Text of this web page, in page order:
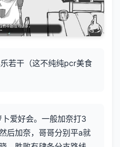
若干（这不纯纯pcr美食
爱好会。一般加奈打3
后加奈，哥哥分别平a就